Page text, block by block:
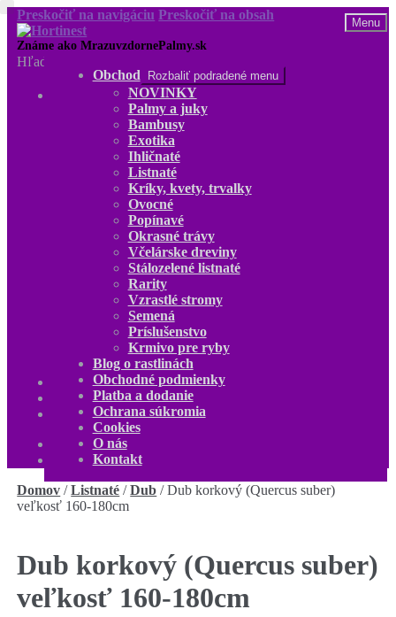
Preskočiť na navigáciu Preskočiť na obsah
Hľadať:
Menu
NOVINKY
Palmy a juky
Bambusy
Exotika
Ihličnaté
Listnaté
Kríky, kvety, trvalky
Ovocné
Popínavé
Okrasné trávy
Včelárske dreviny
Stálozelené listnaté
Rarity
Vzrastlé stromy
Semená
Príslušenstvo
Krmivo pre ryby
Blog o rastlinách
O nás
Kontakt
Obchod Rozbaliť podradené menu
NOVINKY
Palmy a juky
Bambusy
Exotika
Ihličnaté
Listnaté
Kríky, kvety, trvalky
Ovocné
Popínavé
Okrasné trávy
Včelárske dreviny
Stálozelené listnaté
Rarity
Vzrastlé stromy
Semená
Príslušenstvo
Krmivo pre ryby
Blog o rastlinách
Obchodné podmienky
Platba a dodanie
Ochrana súkromia
Cookies
O nás
Kontakt
€ 0 produktov
Domov /Listnaté /Dub /Dub korkový (Quercus suber)
veľkosť 160-180cm
Dub korkový (Quercus suber)
veľkosť 160-180cm